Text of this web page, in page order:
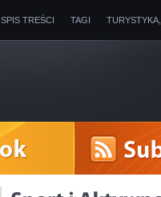
SPIS TREŚCI TAGI